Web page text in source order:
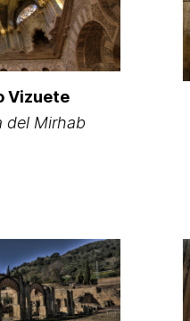
Vizuete
del Mirhab